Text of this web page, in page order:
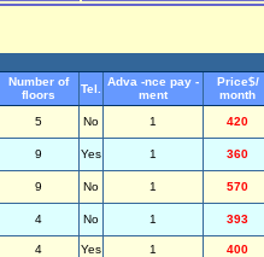
Number of
floors
Tel.
Adva -nce pay -
ment
Price$/
month
5 No 1 420
9 Yes 1 360
9 No 1 570
4 No 1 393
4 Yes 1 400